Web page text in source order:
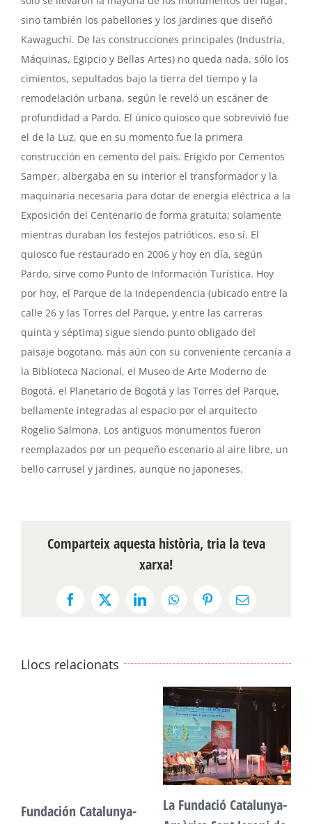
sino también los pabellones y los jardines que diseñó
Kawaguchi. De las construcciones principales (Industria,
Máquinas, Egipcio y Bellas Artes) no queda nada, sólo los
cimientos, sepultados bajo la tierra del tiempo y la
remodelación urbana, según le reveló un escáner de
profundidad a Pardo. El único quiosco que sobrevivió fue
el de la Luz, que en su momento fue la primera
construcción en cemento del país. Erigido por Cementos
Samper, albergaba en su interior el transformador y la
maquinaria necesaria para dotar de energía eléctrica a la
Exposición del Centenario de forma gratuita; solamente
mientras duraban los festejos patrióticos, eso sí. El
quiosco fue restaurado en 2006 y hoy en día, según
Pardo, sirve como Punto de Información Turística. Hoy
por hoy, el Parque de la Independencia (ubicado entre la
calle 26 y las Torres del Parque, y entre las carreras
quinta y séptima) sigue siendo punto obligado del
paisaje bogotano, más aún con su conveniente cercanía a
la Biblioteca Nacional, el Museo de Arte Moderno de
Bogotá, el Planetario de Bogotá y las Torres del Parque,
bellamente integradas al espacio por el arquitecto
Rogelio Salmona. Los antiguos monumentos fueron
reemplazados por un pequeño escenario al aire libre, un
bello carrusel y jardines, aunque no japoneses.
Comparteix aquesta història, tria la teva
xarxa!
Facebook
X LinkedInWhatsAppPinterestEmail:
Llocs relacionats
Fundación Catalunya-
La Fundació Catalunya-